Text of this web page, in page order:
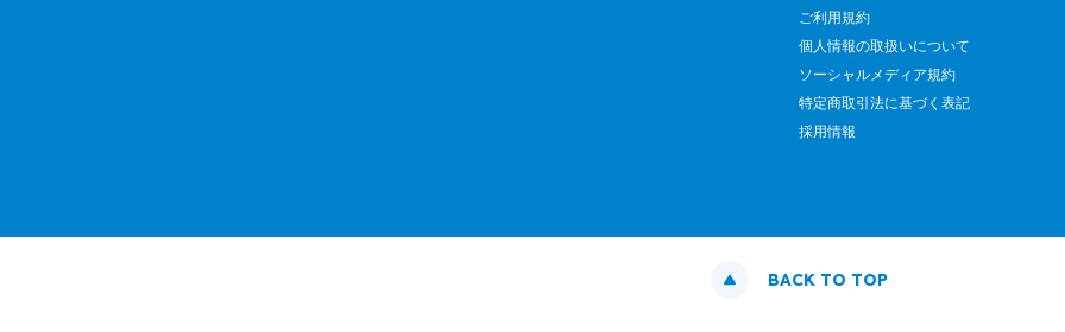
ご利用規約
個人情報の取扱いについて
ソーシャルメディア規約
特定商取引法に基づく表記
採用情報
BACK TO TOP